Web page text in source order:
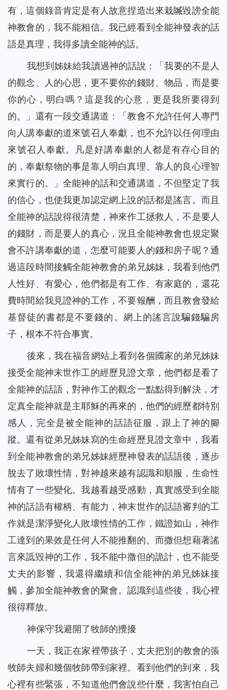
有，這個錄音肯定是有人故意捏造出來栽贓毀謗全能
神教會的，我不能相信。我已經看到全能神發表的話
語是真理，我得多讀全能神的話。
我想到姊妹給我讀過神的話說：「我要的不是人
的觀念、人的心思，更不要你的錢財、物品，而是要
你的心，明白嗎？這是我的心意，更是我所要得到
的。
」還有一段交通講道：「教會不允許任何人專門
向人講奉獻的道來號召人奉獻，也不允許以任何理由
來號召人奉獻。凡是好講奉獻的人都是有存心目的
的，奉獻祭物的事是靠人明白真理、靠人的良心理智
來實行的。」全能神的話和交通講道，不但堅定了我
的信心，也使我更加認定網上說的話都是謠言。而且
全能神的話說得很清楚，神來作工拯救人，不是要人
的錢財，而是要人的真心，況且全能神教會也規定聚
會不許講奉獻的道，怎麼可能要人的錢和房子呢？通
過這段時間接觸全能神教會的弟兄姊妹，我看到他們
人性好、有愛心，他們都是有工作、有家庭的，還花
費時間給我見證神的工作，不要報酬，而且教會發給
基督徒的書都是不要錢的。網上的謠言說騙錢騙房
子，根本不符合事實。
後來，我在福音網站上看到各個國家的弟兄姊妹
接受全能神末世作工的經歷見證文章，他們都是看了
全能神的話語，對神作工的觀念一點點得到解決，才
定真全能神就是主耶穌的再來的，他們的經歷都特別
感人，完全是被全能神的話語征服，跟上了神的腳
蹤。還有從弟兄姊妹寫的生命經歷見證文章中，我看
到全能神教會的弟兄姊妹經歷神發表的話語後，逐步
脫去了敗壞性情，對神越來越有認識和順服，生命性
情有了一些變化。我越看越受感動，真實感受到全能
神的話語有權柄、有能力，神末世作的話語審判的工
作就是潔淨變化人敗壞性情的工作，鐵證如山，神作
工達到的果效是任何人不能推翻的。而撒但想藉著謠
言來詆毀神的工作，我不能中撒但的詭計，也不能受
丈夫的影響，我還得繼續和信全能神的弟兄姊妹接
觸，參加全能神教會的聚會。認識到這些後，我心裡
很得釋放。
神保守我避開了牧師的攪擾
一天，我正在家裡帶孩子，丈夫把別的教會的張
牧師夫婦和幾個牧師帶到家裡。看到他們的到來，我
心裡有些緊張，不知道他們會說些什麼，我害怕自己